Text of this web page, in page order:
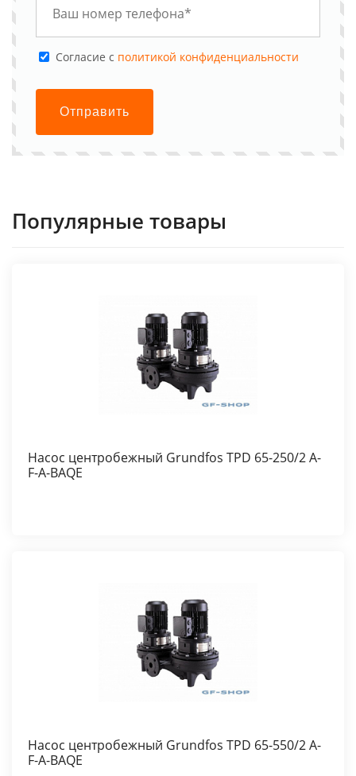
Cогласие с политикой конфиденциальности
Отправить
Популярные товары
Насос центробежный Grundfos TPD 65-250/2 A-
F-A-BAQE
Насос центробежный Grundfos TPD 65-550/2 A-
F-A-BAQE